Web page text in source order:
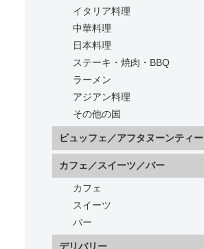
イタリア料理
中華料理
日本料理
ステーキ・焼肉・BBQ
ラーメン
アジアン料理
その他の国
ビュッフェ／アフタヌーンティー
カフェ／スイーツ／バー
カフェ
スイーツ
バー
デリバリー